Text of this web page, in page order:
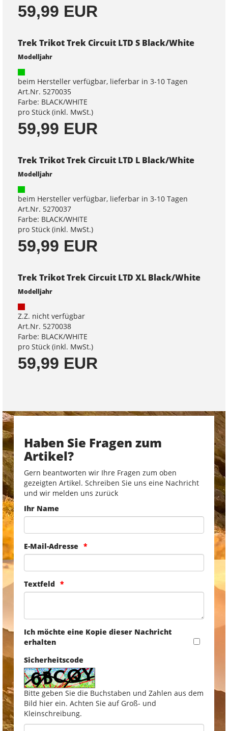
59,99 EUR
Trek Trikot Trek Circuit LTD S Black/White
Modelljahr
beim Hersteller verfügbar, lieferbar in 3-10 Tagen
Art.Nr. 5270035
Farbe: BLACK/WHITE
pro Stück (inkl. MwSt.)
59,99 EUR
Trek Trikot Trek Circuit LTD L Black/White
Modelljahr
beim Hersteller verfügbar, lieferbar in 3-10 Tagen
Art.Nr. 5270037
Farbe: BLACK/WHITE
pro Stück (inkl. MwSt.)
59,99 EUR
Trek Trikot Trek Circuit LTD XL Black/White
Modelljahr
Z.Z. nicht verfügbar
Art.Nr. 5270038
Farbe: BLACK/WHITE
pro Stück (inkl. MwSt.)
59,99 EUR
Haben Sie Fragen zum
Artikel?
Gern beantworten wir Ihre Fragen zum oben
gezeigten Artikel. Schreiben Sie uns eine Nachricht
und wir melden uns zurück
Ihr Name
E-Mail-Adresse
Textfeld
Ich möchte eine Kopie dieser Nachricht
erhalten
Sicherheitscode
Bitte geben Sie die Buchstaben und Zahlen aus dem
Bild hier ein. Achten Sie auf Groß- und
Kleinschreibung.